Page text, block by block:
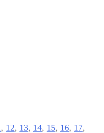
, 12, 13, 14, 15, 16, 17,